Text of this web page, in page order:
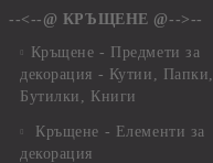
--<--@ КРЪЩЕНЕ @-->--
Кръщене - Предмети за
декорация - Кутии, Папки,
Бутилки, Книги
Кръщене - Елементи за
декорация